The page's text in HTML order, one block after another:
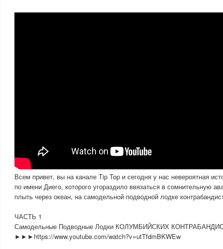
Всем привет, вы на канале Tip Top и сегодня у нас невероятная
по имени Диего, которого угораздило ввязаться в сомнительную
плыть через океан, на самодельной подводной лодке
ЧАСТЬ 1
Самодельные Подводные Лодки КОЛУМБИЙСКИХ
►►►https://www.youtube.com/watch?v=utTfdmBKWEw